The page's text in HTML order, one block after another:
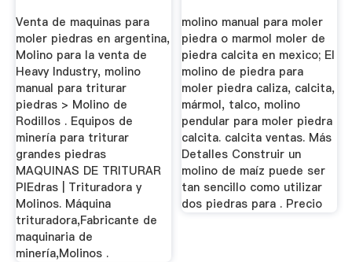
Venta de maquinas para
moler piedras en argentina,
Molino para la venta de
Heavy Industry, molino
manual para triturar
piedras > Molino de
Rodillos . Equipos de
minería para triturar
grandes piedras
MAQUINAS DE TRITURAR
PIEdras | Trituradora y
Molinos. Máquina
trituradora,Fabricante de
maquinaria de
minería,Molinos .
molino manual para moler
piedra o marmol moler de
piedra calcita en mexico; El
molino de piedra para
moler piedra caliza, calcita,
mármol, talco, molino
pendular para moler piedra
calcita. calcita ventas. Más
Detalles Construir un
molino de maíz puede ser
tan sencillo como utilizar
dos piedras para . Precio